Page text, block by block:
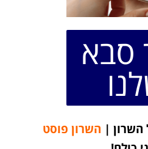
סבא
| השרון פוסט